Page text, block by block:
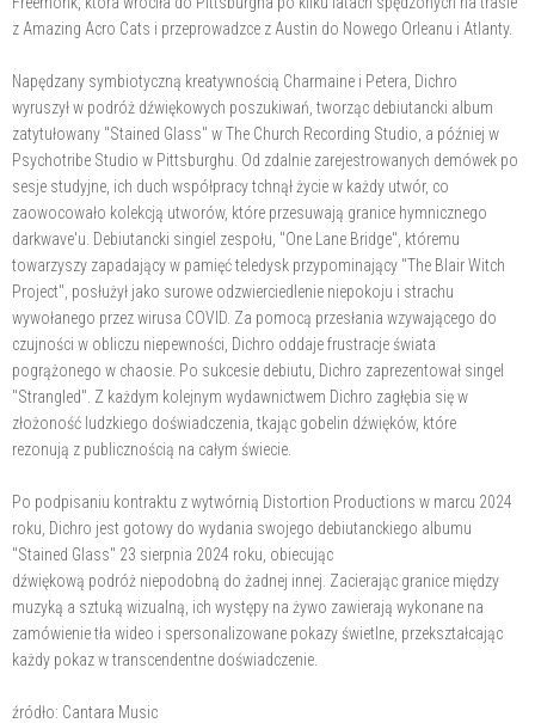
z Amazing Acro Cats i przeprowadzce z Austin do Nowego Orleanu i Atlanty.
Napędzany symbiotyczną kreatywnością Charmaine i Petera, Dichro
wyruszył w podróż dźwiękowych poszukiwań, tworząc debiutancki album
zatytułowany "Stained Glass" w The Church Recording Studio, a później w
Psychotribe Studio w Pittsburghu. Od zdalnie zarejestrowanych demówek po
sesje studyjne, ich duch współpracy tchnął życie w każdy utwór, co
zaowocowało kolekcją utworów, które przesuwają granice hymnicznego
darkwave'u. Debiutancki singiel zespołu, "One Lane Bridge", któremu
towarzyszy zapadający w pamięć teledysk przypominający "The Blair Witch
Project", posłużył jako surowe odzwierciedlenie niepokoju i strachu
wywołanego przez wirusa COVID. Za pomocą przesłania wzywającego do
czujności w obliczu niepewności, Dichro oddaje frustracje świata
pogrążonego w chaosie. Po sukcesie debiutu, Dichro zaprezentował singel
"Strangled". Z każdym kolejnym wydawnictwem Dichro zagłębia się w
złożoność ludzkiego doświadczenia, tkając gobelin dźwięków, które
rezonują z publicznością na całym świecie.
Po podpisaniu kontraktu z wytwórnią Distortion Productions w marcu 2024
roku, Dichro jest gotowy do wydania swojego debiutanckiego albumu
"Stained Glass" 23 sierpnia 2024 roku, obiecując
dźwiękową podróż niepodobną do żadnej innej. Zacierając granice między
muzyką a sztuką wizualną, ich występy na żywo zawierają wykonane na
zamówienie tła wideo i spersonalizowane pokazy świetlne, przekształcając
każdy pokaz w transcendentne doświadczenie.
źródło: Cantara Music